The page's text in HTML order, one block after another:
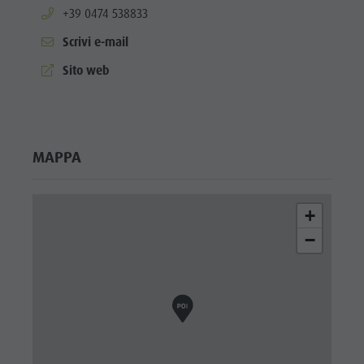
aria.phone:
+39 0474 538833
Scrivi e-mail
aria.website:
Sito web
MAPPA
+
−